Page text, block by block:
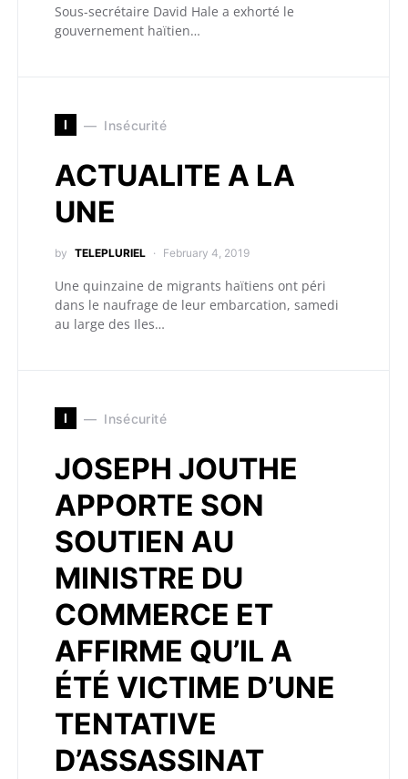
Sous-secrétaire David Hale a exhorté le
gouvernement haïtien…
I Insécurité
ACTUALITE A LA
UNE
by TELEPLURIEL February 4, 2019
Une quinzaine de migrants haïtiens ont péri
dans le naufrage de leur embarcation, samedi
au large des Iles…
I Insécurité
JOSEPH JOUTHE
APPORTE SON
SOUTIEN AU
MINISTRE DU
COMMERCE ET
AFFIRME QU’IL A
ÉTÉ VICTIME D’UNE
TENTATIVE
D’ASSASSINAT